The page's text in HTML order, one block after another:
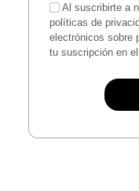
Al suscribirte a
políticas de
electrónicos sobre
tu suscripción en